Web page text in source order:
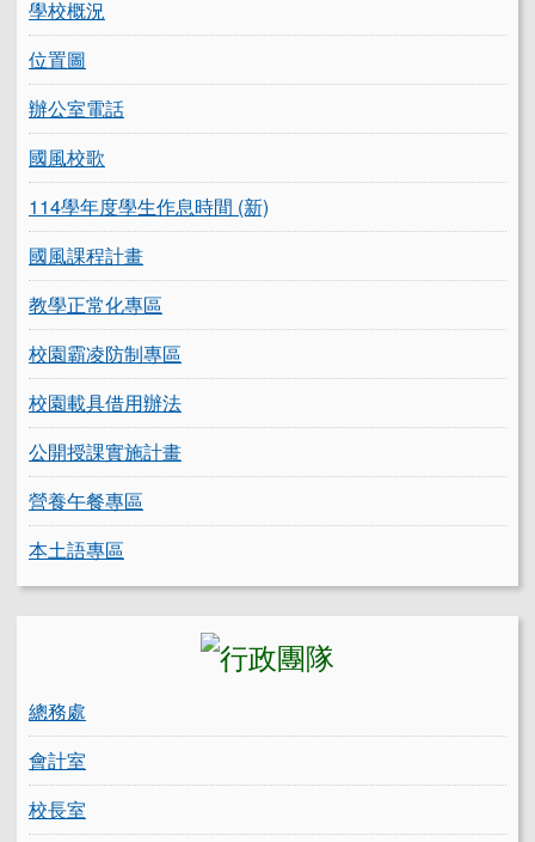
學校概況
位置圖
辦公室電話
國風校歌
114學年度學生作息時間 (新)
國風課程計畫
教學正常化專區
校園霸凌防制專區
校園載具借用辦法
公開授課實施計畫
營養午餐專區
本土語專區
總務處
會計室
校長室